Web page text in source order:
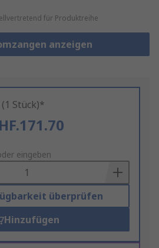
für Produktreihe
anzeigen
Stück)*
eingeben
überprüfen
Hinzufügen